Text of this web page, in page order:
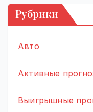
Рубрики
Авто
Активные
Выигрышные